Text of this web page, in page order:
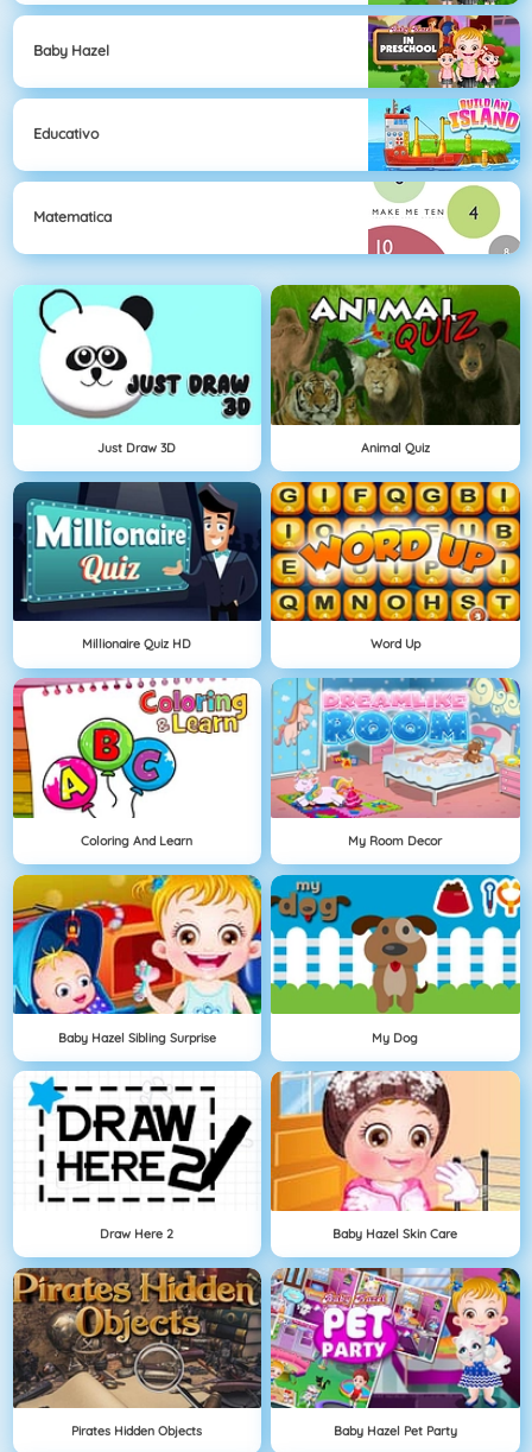
Baby Hazel
Educativo
Matematica
Just Draw 3D Animal Quiz
Millionaire Quiz HD Word Up
Coloring And Learn My Room Decor
Baby Hazel Sibling Surprise My Dog
Draw Here 2 Baby Hazel Skin Care
Pirates Hidden Objects Baby Hazel Pet Party